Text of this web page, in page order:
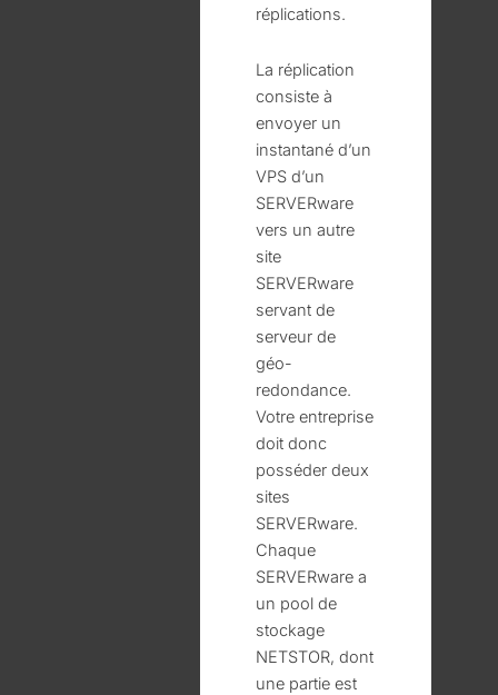
réplications.
La réplication
consiste à
envoyer un
instantané d’un
VPS d’un
SERVERware
vers un autre
site
SERVERware
servant de
serveur de
géo-
redondance.
Votre entreprise
doit donc
posséder deux
sites
SERVERware.
Chaque
SERVERware a
un pool de
stockage
NETSTOR, dont
une partie est